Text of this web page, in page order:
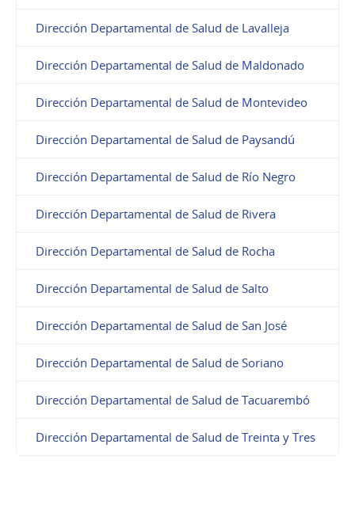
Dirección Departamental de Salud de Lavalleja
Dirección Departamental de Salud de Maldonado
Dirección Departamental de Salud de Montevideo
Dirección Departamental de Salud de Paysandú
Dirección Departamental de Salud de Río Negro
Dirección Departamental de Salud de Rivera
Dirección Departamental de Salud de Rocha
Dirección Departamental de Salud de Salto
Dirección Departamental de Salud de San José
Dirección Departamental de Salud de Soriano
Dirección Departamental de Salud de Tacuarembó
Dirección Departamental de Salud de Treinta y Tres